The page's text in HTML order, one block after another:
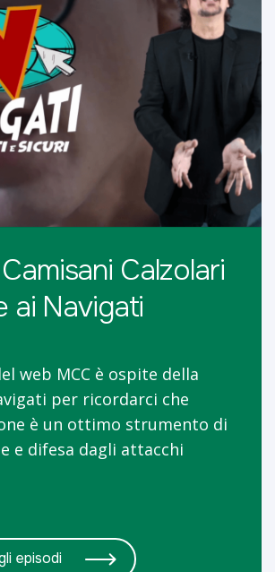
Calzolari
ai Navigati
web MCC è ospite della
per ricordarci che
è un ottimo strumento di
e difesa dagli attacchi
episodi